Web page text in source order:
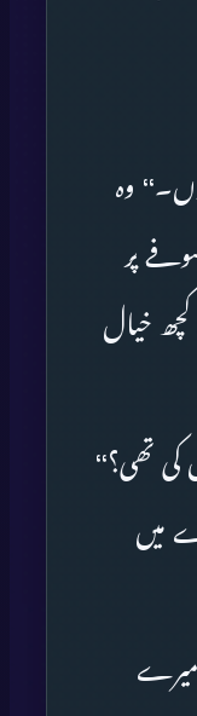
وہ
پر
خیال
تھی؟‘‘
میں